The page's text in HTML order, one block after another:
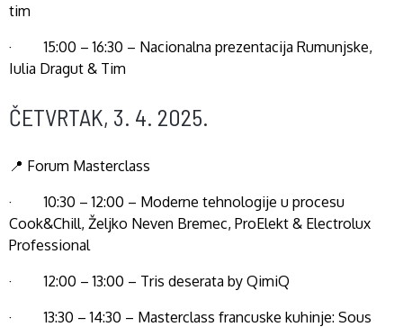
tim
· 15:00 – 16:30 – Nacionalna prezentacija Rumunjske,
Iulia Dragut & Tim
ČETVRTAK, 3. 4. 2025.
📍 Forum Masterclass
· 10:30 – 12:00 – Moderne tehnologije u procesu
Cook&Chill, Željko Neven Bremec, ProElekt & Electrolux
Professional
· 12:00 – 13:00 – Tris deserata by QimiQ
· 13:30 – 14:30 – Masterclass francuske kuhinje: Sous